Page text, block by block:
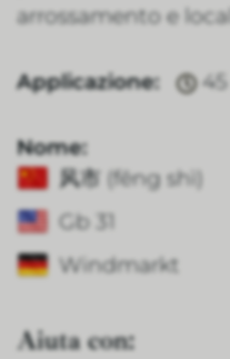
arrossamento e
Applicazione:
Nome:
风市 (fēng shì)
Gb 31
Windmarkt
Aiuta con: